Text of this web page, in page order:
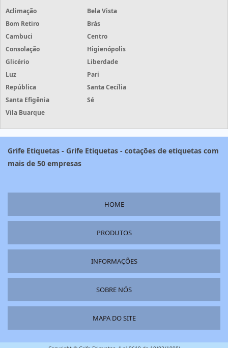
Aclimação
Bela Vista
Bom Retiro
Brás
Cambuci
Centro
Consolação
Higienópolis
Glicério
Liberdade
Luz
Pari
República
Santa Cecília
Santa Efigênia
Sé
Vila Buarque
Grife Etiquetas - Grife Etiquetas - cotações de etiquetas com
mais de 50 empresas
HOME
PRODUTOS
INFORMAÇÕES
SOBRE NÓS
MAPA DO SITE